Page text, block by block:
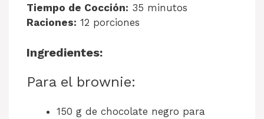
Tiempo de Cocción: 35 minutos
Raciones: 12 porciones
Ingredientes:
Para el brownie:
150 g de chocolate negro para